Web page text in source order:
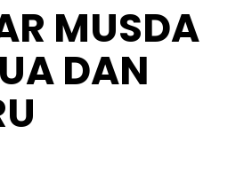
MUSDA
DAN